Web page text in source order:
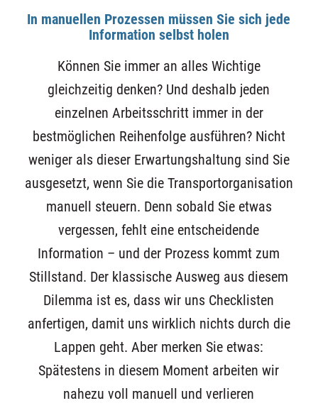
In manuellen Prozessen müssen Sie sich jede
Information selbst holen
Können Sie immer an alles Wichtige
gleichzeitig denken? Und deshalb jeden
einzelnen Arbeitsschritt immer in der
bestmöglichen Reihenfolge ausführen? Nicht
weniger als dieser Erwartungshaltung sind Sie
ausgesetzt, wenn Sie die Transportorganisation
manuell steuern. Denn sobald Sie etwas
vergessen, fehlt eine entscheidende
Information – und der Prozess kommt zum
Stillstand. Der klassische Ausweg aus diesem
Dilemma ist es, dass wir uns Checklisten
anfertigen, damit uns wirklich nichts durch die
Lappen geht. Aber merken Sie etwas:
Spätestens in diesem Moment arbeiten wir
nahezu voll manuell und verlieren